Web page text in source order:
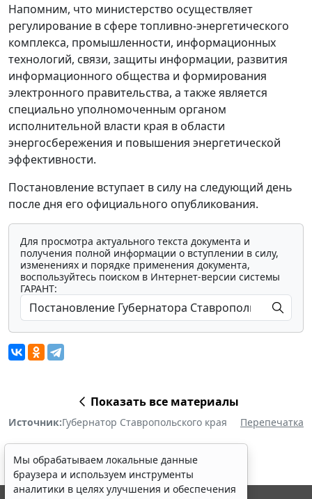
Напомним, что министерство осуществляет
регулирование в сфере топливно-энергетического
комплекса, промышленности, информационных
технологий, связи, защиты информации, развития
информационного общества и формирования
электронного правительства, а также является
специально уполномоченным органом
исполнительной власти края в области
энергосбережения и повышения энергетической
эффективности.
Постановление вступает в силу на следующий день
после дня его официального опубликования.
Для просмотра актуального текста документа и
получения полной информации о вступлении в силу,
изменениях и порядке применения документа,
воспользуйтесь поиском в Интернет-версии системы
ГАРАНТ:
Показать все материалы
Источник:Губернатор Ставропольского края Перепечатка
Мы обрабатываем локальные данные
браузера и используем инструменты
аналитики в целях улучшения и обеспечения